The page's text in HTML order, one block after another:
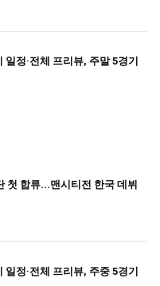
일정·전체 프리뷰, 주말 5경기
첫 합류...맨시티전 한국 데뷔
일정·전체 프리뷰, 주중 5경기